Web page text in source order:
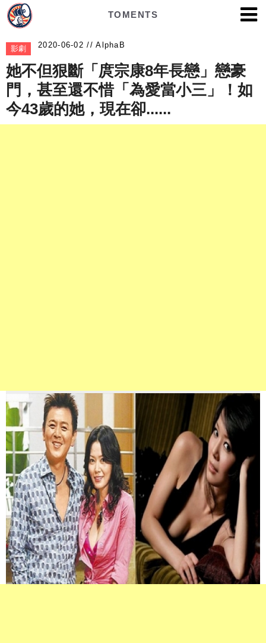
TOMENTS
影劇 AlphaB
她不但狠斷「庹宗康8年長戀」戀豪
門，甚至還不惜「為愛當小三」！如
今43歲的她，現在卻......